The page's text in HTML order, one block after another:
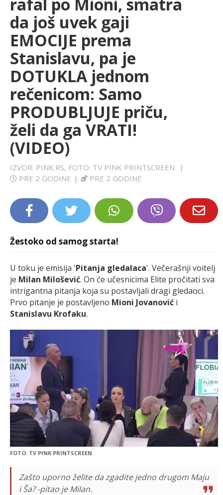
LIFESTYLE
EXTRA
da još uvek gaji
EMOCIJE prema
Stanislavu, pa je
DOTUKLA jednom
rečenicom: Samo
PRODUBLJUJE priču,
želi da ga VRATI!
(VIDEO)
IZVOR: PINK.RS, FOTO: TV PINK PRINTSCREEN
|
PRE 2 GODINE | PRE 2 GODINE
Žestoko od samog starta!
U toku je emisija 'Pitanja gledalaca'. Večerašnji voitelj
je Milan Milošević. On će učesnicima Elite pročitati sva
intrigantna pitanja koja su postavljali dragi gledaoci.
Prvo pitanje je postavljeno Mioni Jovanović i
Stanislavu Krofaku.
FOTO: TV PINK PRINTSCREEN
Zašto uporno želite da zgadite jedno drugom Maju
i Ša? -pitao je Milan.